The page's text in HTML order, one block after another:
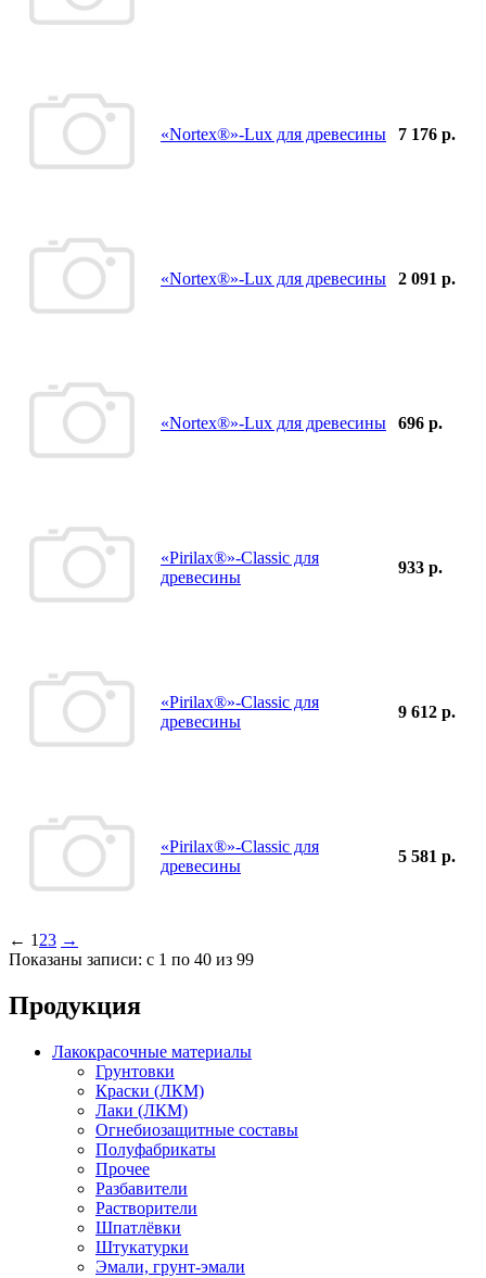
«Nortex®»-Lux для древесины 7 176 р.
«Nortex®»-Lux для древесины 2 091 р.
«Nortex®»-Lux для древесины 696 р.
«Pirilax®»-Classic для
древесины
933 р.
«Pirilax®»-Classic для
древесины
9 612 р.
«Pirilax®»-Classic для
древесины
5 581 р.
← 1 23 →
Показаны записи: с 1 по 40 из 99
Продукция
Лакокрасочные материалы
Грунтовки
Краски (ЛКМ)
Лаки (ЛКМ)
Огнебиозащитные составы
Полуфабрикаты
Прочее
Разбавители
Растворители
Шпатлёвки
Штукатурки
Эмали, грунт-эмали